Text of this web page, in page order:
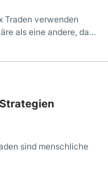
Traden verwenden
als eine andere, da
Persönlichkeit eines
sind menschliche